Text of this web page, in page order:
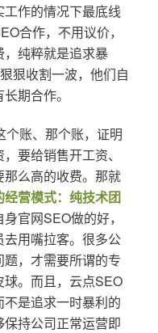
作的情况下最底线
合作，不用议价，
纯粹就是追求暴
狠收割一波，他们自
期合作。
个账、那个账，证明
要给销售开工资、
么高的收费。那就
营模式：纯技术团
官网SEO做的好，
用嘴拉客。很多公
，才需要所谓的专
。而且，云点SEO
是追求一时暴利的
持公司正常运营即